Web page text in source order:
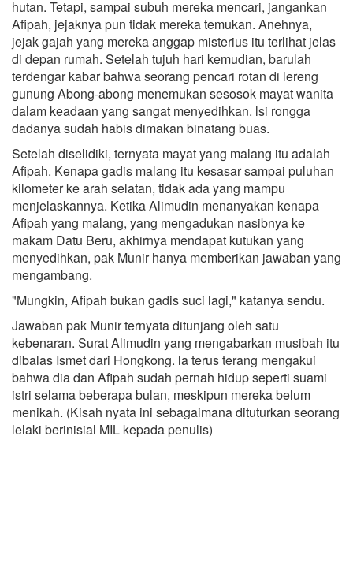
hutan. Tetapi, sampai subuh mereka mencari, jangankan
Afipah, jejaknya pun tidak mereka temukan. Anehnya,
jejak gajah yang mereka anggap misterius itu terlihat jelas
di depan rumah. Setelah tujuh hari kemudian, barulah
terdengar kabar bahwa seorang pencari rotan di lereng
gunung Abong-abong menemukan sesosok mayat wanita
dalam keadaan yang sangat menyedihkan. lsi rongga
dadanya sudah habis dimakan binatang buas.
Setelah diselidiki, ternyata mayat yang malang itu adalah
Afipah. Kenapa gadis malang itu kesasar sampai puluhan
kilometer ke arah selatan, tidak ada yang mampu
menjelaskannya. Ketika Alimudin menanyakan kenapa
Afipah yang malang, yang mengadukan nasibnya ke
makam Datu Beru, akhirnya mendapat kutukan yang
menyedihkan, pak Munir hanya memberikan jawaban yang
mengambang.
"Mungkin, Afipah bukan gadis suci lagi," katanya sendu.
Jawaban pak Munir ternyata ditunjang oleh satu
kebenaran. Surat Alimudin yang mengabarkan musibah itu
dibalas Ismet dari Hongkong. la terus terang mengakui
bahwa dia dan Afipah sudah pernah hidup seperti suami
istri selama beberapa bulan, meskipun mereka belum
menikah. (Kisah nyata ini sebagaimana dituturkan seorang
lelaki berinisial MIL kepada penulis)